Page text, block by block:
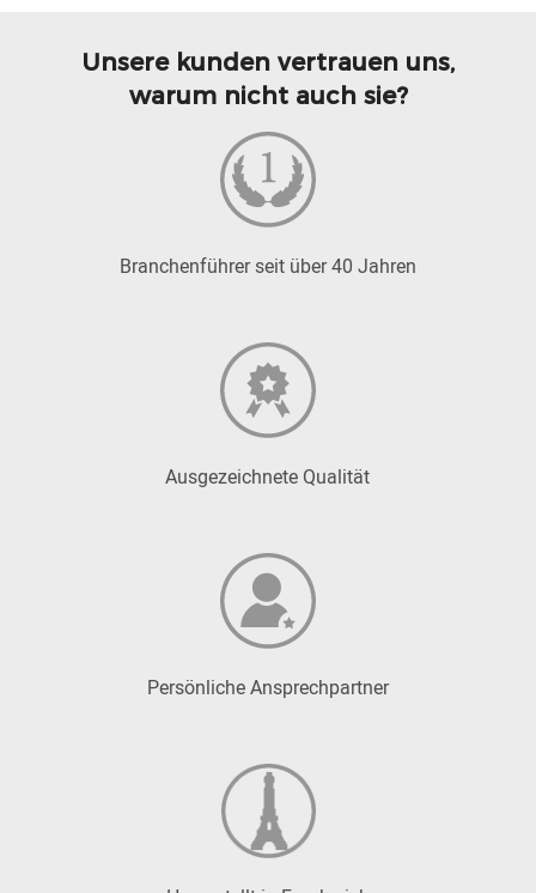
Unsere kunden vertrauen uns,
warum nicht auch sie?
Branchenführer seit über 40 Jahren
Ausgezeichnete Qualität
Persönliche Ansprechpartner